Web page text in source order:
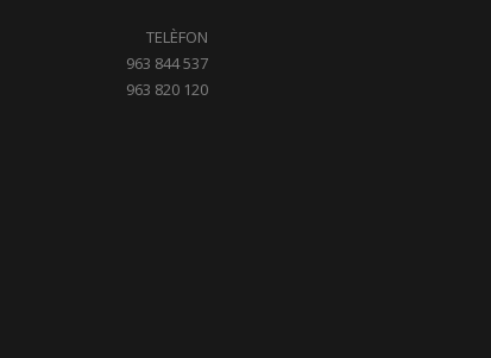
TELÈFON
963 844 537
963 820 120